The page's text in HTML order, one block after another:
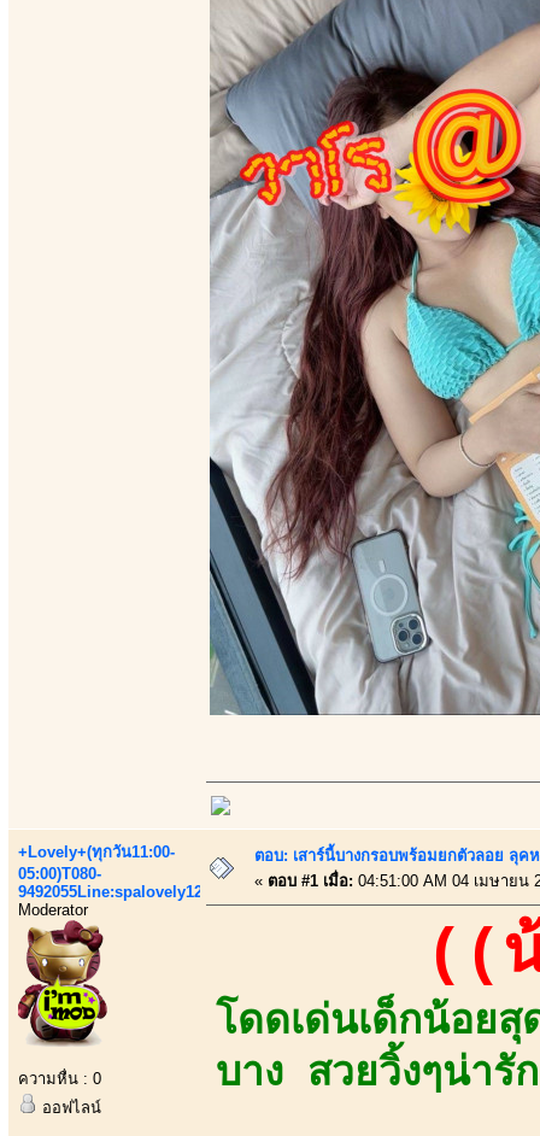
+Lovely+(ทุกวัน11:00-
05:00)T080-
9492055Line:spalovely123
Moderator
ความหื่น : 0
ออฟไลน์
ตอบ: เสาร์นี้บางกรอบพร้อมยกตัวลอย ลุค
« ตอบ #1 เมื่อ: 04:51:00 AM 04 เมษายน
((
โดดเด่นเด็กน้อย
บาง สวยวิ้งๆน่า